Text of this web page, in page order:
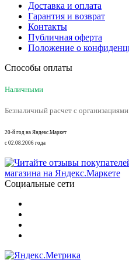
Доставка и оплата
Гарантия и возврат
Контакты
Публичная оферта
Положение о
Способы оплаты
Наличными
Безналичный расчет с
20-й год на Яндекс.Маркет
с 02.08.2006 года
Социальные сети